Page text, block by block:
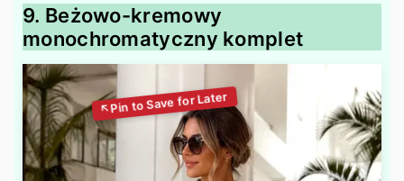
9. Beżowo-kremowy
monochromatyczny komplet